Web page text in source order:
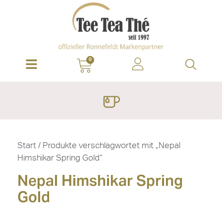
0
Start / Produkte verschlagwortet mit „Nepal
Himshikar Spring Gold“
Nepal Himshikar Spring
Gold